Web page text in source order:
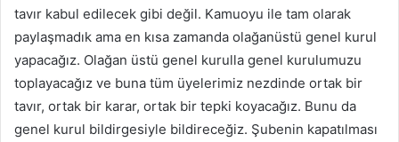
tavır kabul edilecek gibi değil. Kamuoyu ile tam olarak
paylaşmadık ama en kısa zamanda olağanüstü genel kurul
yapacağız. Olağan üstü genel kurulla genel kurulumuzu
toplayacağız ve buna tüm üyelerimiz nezdinde ortak bir
tavır, ortak bir karar, ortak bir tepki koyacağız. Bunu da
genel kurul bildirgesiyle bildireceğiz. Şubenin kapatılması